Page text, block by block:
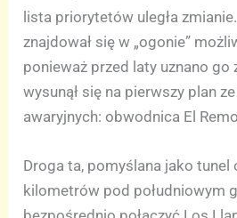
lista priorytetów uległa
znajdował się w „ogonie”
ponieważ przed laty uznano go
wysunął się na pierwszy plan
awaryjnych: obwodnica El
Droga ta, pomyślana jako tunel
kilometrów pod południowym